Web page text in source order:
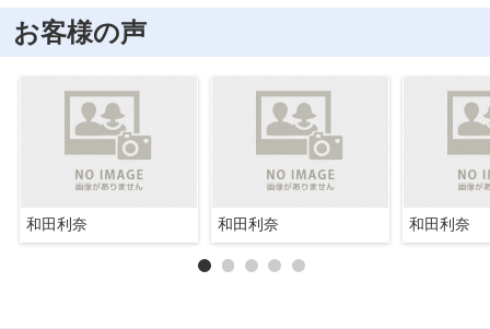
お客様の声
和田利奈 和田利奈 和田利奈